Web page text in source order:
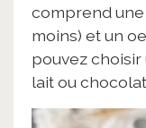
comprend une
moins) et un
pouvez
lait ou